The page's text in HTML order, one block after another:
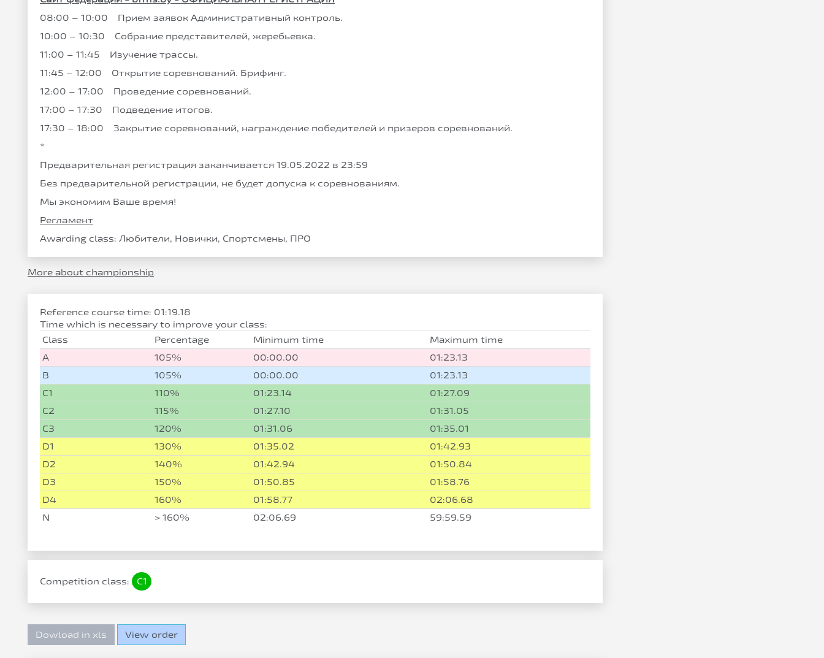
08:00 – 10:00 Прием заявок Административный контроль.
10:00 – 10:30 Собрание представителей, жеребьевка.
11:00 – 11:45 Изучение трассы.
11:45 – 12:00 Открытие соревнований. Брифинг.
12:00 – 17:00 Проведение соревнований.
17:00 – 17:30 Подведение итогов.
17:30 – 18:00 Закрытие соревнований, награждение победителей и призеров соревнований.
*
Предварительная регистрация заканчивается 19.05.2022 в 23:59
Без предварительной регистрации, не будет допуска к соревнованиям.
Мы экономим Ваше время!
Регламент
Awarding class: Любители, Новички, Спортсмены, ПРО
More about championship
Reference course time: 01:19.18
Time which is necessary to improve your class:
Class
Percentage Minimum time
Maximum time
A
105% 00:00.00
01:23.13
B
105% 00:00.00
01:23.13
C1
110% 01:23.14
01:27.09
C2
115% 01:27.10
01:31.05
C3
120% 01:31.06
01:35.01
D1
130% 01:35.02
01:42.93
D2
140% 01:42.94
01:50.84
D3
150% 01:50.85
01:58.76
D4
160% 01:58.77
02:06.68
N
> 160% 02:06.69 59:59.59
Competition class: C1
Dowload in xls View order